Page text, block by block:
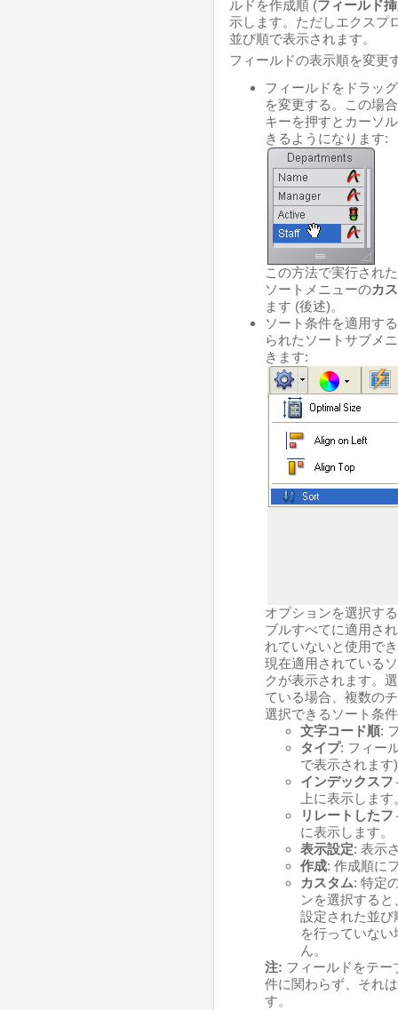
ルドを作成順 (フィールド
示します。ただしエクスプ
並び順で表示されます。
フィールドの表示順を変更
フィールドをドラッ
を変更する。この場
キーを押すとカーソ
きるようになります:
この方法で実行され
ソートメニューのカ
ます (後述)。
ソート条件を適用す
られたソートサブメ
きます:
オプションを選択す
ブルすべてに適用さ
れていないと使用で
現在適用されている
クが表示されます。
ている場合、複数の
選択できるソート条
文字コード順:
タイプ: フィー
で表示されます
インデックスフ
上に表示します
リレートしたフ
に表示します。
表示設定: 表示
作成: 作成順に
カスタム: 特定
ンを選択する
設定された並
を行っていな
ん。
注: フィールドをテ
件に関わらず、それ
す。